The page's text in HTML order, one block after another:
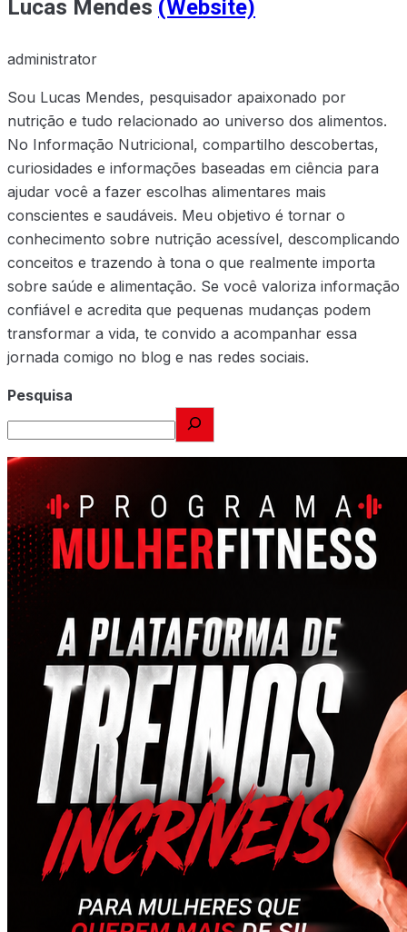
Lucas Mendes (Website)
administrator
Sou Lucas Mendes, pesquisador apaixonado por
nutrição e tudo relacionado ao universo dos alimentos.
No Informação Nutricional, compartilho descobertas,
curiosidades e informações baseadas em ciência para
ajudar você a fazer escolhas alimentares mais
conscientes e saudáveis. Meu objetivo é tornar o
conhecimento sobre nutrição acessível, descomplicando
conceitos e trazendo à tona o que realmente importa
sobre saúde e alimentação. Se você valoriza informação
confiável e acredita que pequenas mudanças podem
transformar a vida, te convido a acompanhar essa
jornada comigo no blog e nas redes sociais.
Pesquisa